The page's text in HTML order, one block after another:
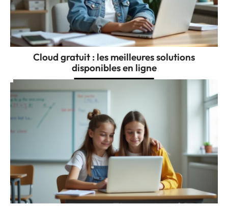
Cloud gratuit : les meilleures solutions
disponibles en ligne